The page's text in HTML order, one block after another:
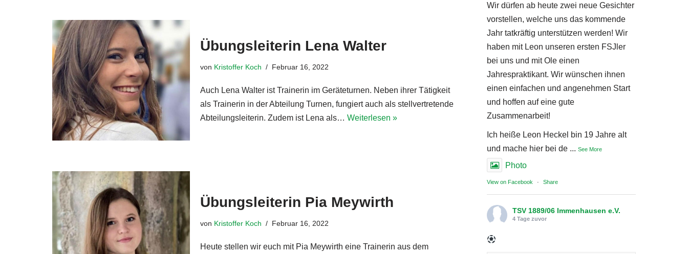
Übungsleiterin Lena Walter
von Kristoffer Koch Februar 16, 2022
Auch Lena Walter ist Trainerin im Geräteturnen. Neben ihrer Tätigkeit
als Trainerin in der Abteilung Turnen, fungiert auch als stellvertretende
Abteilungsleiterin. Zudem ist Lena als…Weiterlesen »
Übungsleiterin Pia Meywirth
von Kristoffer Koch Februar 16, 2022
Heute stellen wir euch mit Pia Meywirth eine Trainerin aus dem
Wir dürfen ab heute zwei neue Gesichter
vorstellen, welche uns das kommende
Jahr tatkräftig unterstützen werden! Wir
haben mit Leon unseren ersten FSJler
bei uns und mit Ole einen
Jahrespraktikant. Wir wünschen ihnen
einen einfachen und angenehmen Start
und hoffen auf eine gute
Zusammenarbeit!
Ich heiße Leon Heckel bin 19 Jahre alt
und mache hier bei de ... See More
Photo
View on Facebook · Share
TSV 1889/06 Immenhausen e.V.
4 Tage zuvor